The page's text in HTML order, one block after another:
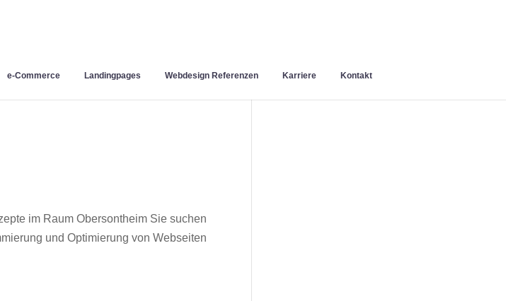
e-Commerce Landingpages Webdesign Referenzen Karriere Kontakt
im Raum Obersontheim Sie suchen
und Optimierung von Webseiten